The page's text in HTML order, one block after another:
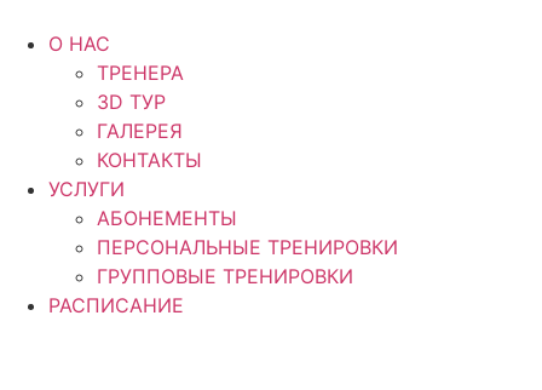
содержимому
О НАС
ТРЕНЕРА
3D ТУР
ГАЛЕРЕЯ
КОНТАКТЫ
УСЛУГИ
АБОНЕМЕНТЫ
ПЕРСОНАЛЬНЫЕ ТРЕНИРОВКИ
ГРУППОВЫЕ ТРЕНИРОВКИ
РАСПИСАНИЕ